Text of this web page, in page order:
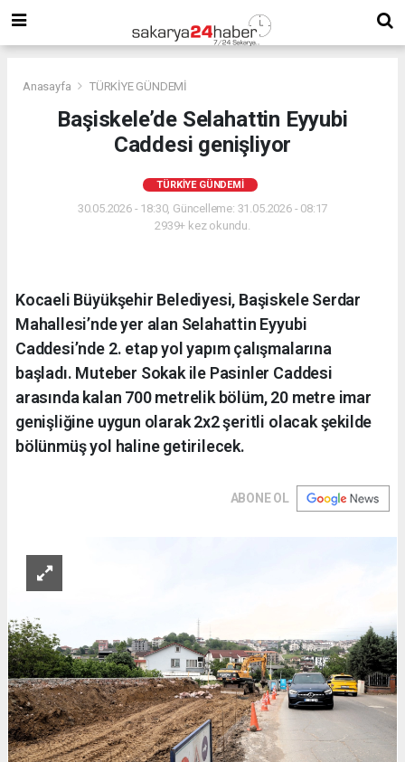
Anasayfa TÜRKİYE GÜNDEMİ
Başiskele’de Selahattin Eyyubi
Caddesi genişliyor
TÜRKİYE GÜNDEMİ
30.05.2026 - 18:30, Güncelleme: 31.05.2026 - 08:17
2939+ kez okundu.
Kocaeli Büyükşehir Belediyesi, Başiskele Serdar
Mahallesi’nde yer alan Selahattin Eyyubi
Caddesi’nde 2. etap yol yapım çalışmalarına
başladı. Muteber Sokak ile Pasinler Caddesi
arasında kalan 700 metrelik bölüm, 20 metre imar
genişliğine uygun olarak 2x2 şeritli olacak şekilde
bölünmüş yol haline getirilecek.
ABONE OL